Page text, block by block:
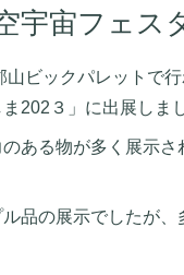
宇宙フェス
山ビックパレットで
202３」に出展しま
ある物が多く展示
品の展示でしたが、